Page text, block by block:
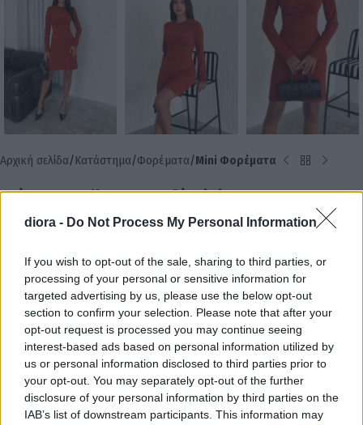
diora - Do Not Process My Personal Information
If you wish to opt-out of the sale, sharing to third parties, or
processing of your personal or sensitive information for
targeted advertising by us, please use the below opt-out
section to confirm your selection. Please note that after your
opt-out request is processed you may continue seeing
interest-based ads based on personal information utilized by
us or personal information disclosed to third parties prior to
your opt-out. You may separately opt-out of the further
disclosure of your personal information by third parties on the
IAB’s list of downstream participants. This information may
Αρχική σελίδα Κατάστημα Φορέματα Mini Φορέματα
Φόρεμα Galla Κεραμιδί Mini
Φόρεμα Galla Κεραμιδί Mini
Εφαρμοστή γραμμή που , αγκαλιάζει τη σιλουέτα.
Υπολείπονται60.00€για δωρεάν μεταφορικά!
ΜΈΓΕΘΟΣ